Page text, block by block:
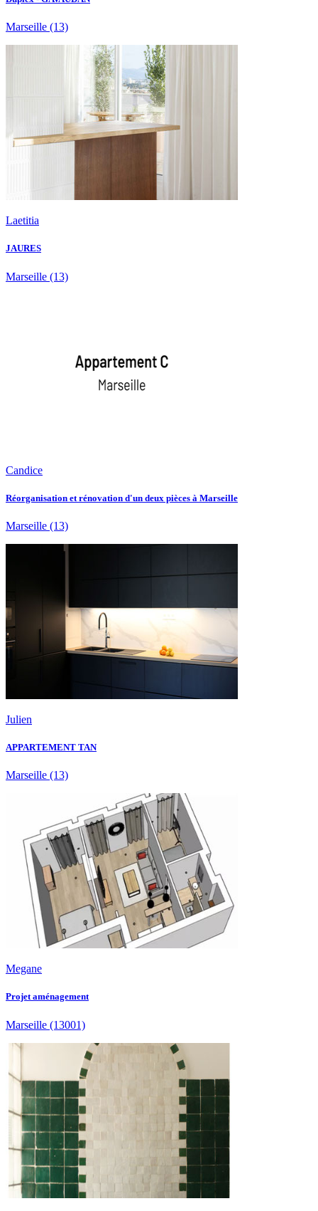
Marseille (13)
Laetitia
JAURES
Marseille (13)
Candice
Réorganisation et rénovation d'un deux pièces à Marseille
Marseille (13)
Julien
APPARTEMENT TAN
Marseille (13)
Megane
Projet aménagement
Marseille (13001)